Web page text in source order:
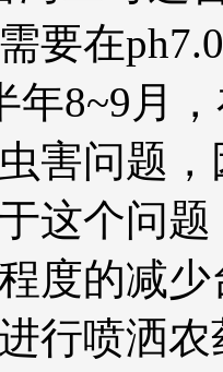
要在
年8~9月
害问题
这个问
度的减
行喷洒